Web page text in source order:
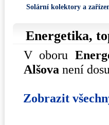
Solární kolektory a
Energetika,
V oboru
Alšova není
Zobrazit